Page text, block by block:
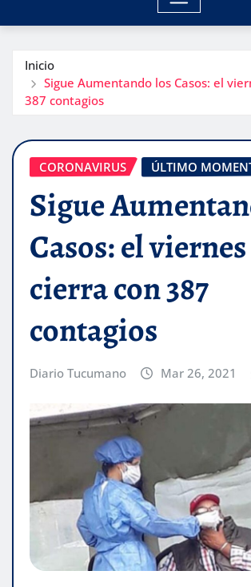
Inicio
Sigue Aumentando los Casos: el
387 contagios
CORONAVIRUS ÚLTIMO
Sigue
Casos: el viernes
cierra con 387
contagios
Diario Tucumano Mar 26, 2021